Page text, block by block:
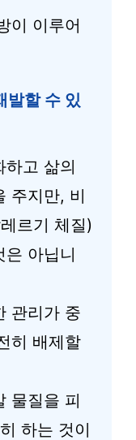
이 이루어
발할 수 있
하고 삶의
주지만, 비
르기 체질)
은 아닙니
관리가 중
히 배제할
물질을 피
하는 것이